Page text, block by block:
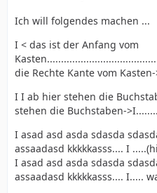
Ich will folgendes machen ...
I < das ist der Anfang vom
die Rechte Kante vom
I I ab hier stehen die
stehen die Buchstaben-
I asad asd asda sdasda
assaadasd kkkkkasss.... I
I asad asd asda sdasda
assaadasd kkkkkasss.... I.....